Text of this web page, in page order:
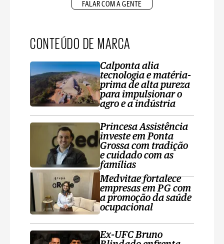
FALAR COM A GENTE
CONTEÚDO DE MARCA
Calponta alia
tecnologia e matéria-
prima de alta pureza
para impulsionar o
agro e a indústria
Princesa Assistência
investe em Ponta
Grossa com tradição
e cuidado com as
famílias
Medvitae fortalece
empresas em PG com
a promoção da saúde
ocupacional
Ex-UFC Bruno